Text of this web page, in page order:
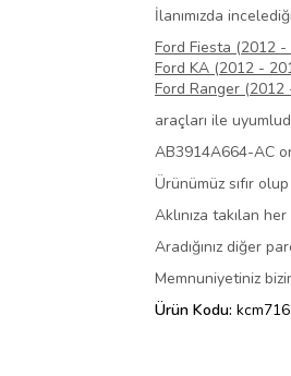
İlanımızda
Ford Fiesta (2012 -
Ford KA (2012 -
Ford Ranger (2012
araçları ile
AB3914A664-AC
Ürünümüz sıfır
Aklınıza takılan
Aradığınız diğer
Memnuniyetiniz
Ürün Kodu: